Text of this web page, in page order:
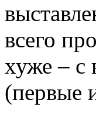
всего
хуже – с
(первые